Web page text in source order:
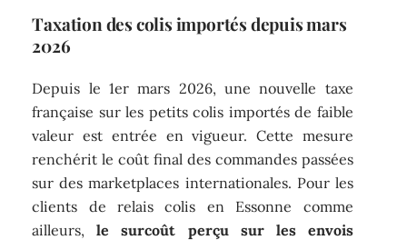
Taxation des colis importés depuis mars
2026
Depuis le 1er mars 2026, une nouvelle taxe
française sur les petits colis importés de faible
valeur est entrée en vigueur. Cette mesure
renchérit le coût final des commandes passées
sur des marketplaces internationales. Pour les
clients de relais colis en Essonne comme
ailleurs,le surcoût perçu sur les envois